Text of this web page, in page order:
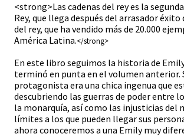
<strong>Las cadenas del rey es la
Rey, que llega después del arrasador
del rey, que ha vendido más de 20.000
América Latina.</strong>
En este libro seguimos la historia de
terminó en punta en el volumen anterior.
protagonista era una chica ingenua que
descubriendo las guerras de poder entre
la monarquía, así como las injusticias del
límites a los que pueden llegar sus
ahora conoceremos a una Emily muy